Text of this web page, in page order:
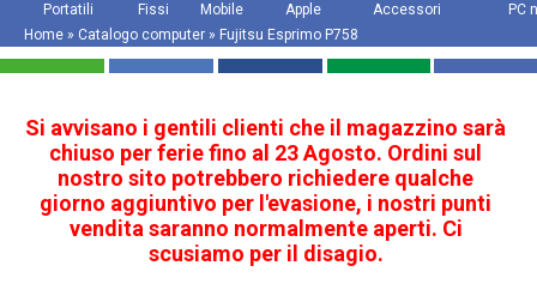
Portatili Fissi Mobile Apple Accessori
PC
Home » Catalogo computer » Fujitsu Esprimo P758
Si avvisano i gentili clienti che il magazzino sarà
chiuso per ferie fino al 23 Agosto. Ordini sul
nostro sito potrebbero richiedere qualche
giorno aggiuntivo per l'evasione, i nostri punti
vendita saranno normalmente aperti. Ci
scusiamo per il disagio.